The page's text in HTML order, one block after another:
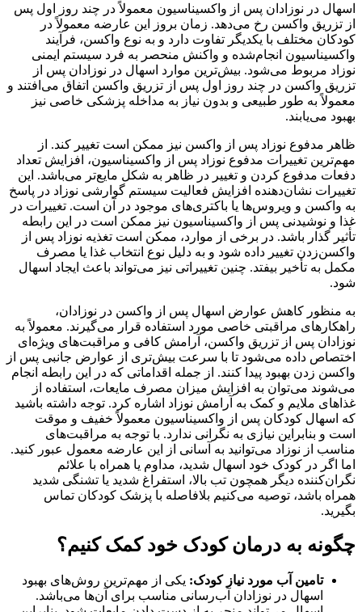
اسهال در نوزادان پس از واکسیناسیون معمولاً در چند روز اول پس
از تزریق واکسن رخ می‌دهد. زمان بروز این عارضه معمولاً در
کودکان مختلف با یکدیگر تفاوت دارد و به نوع واکسن، فرآیند
واکسیناسیون انجام‌شده و واکنش منحصر به فرد سیستم ایمنی
نوزاد مربوط می‌شود. بیش‌ترین موارد اسهال در نوزادان پس از
تزریق واکسن‌ در چند روز اول پس از تزریق واکسن اتفاق می‌افتند و
معمولاً به طور طبیعی و بدون نیاز به مداخله پزشکی خاصی نیز
بهبود می‌یابند.
ظاهر مدفوع نوزاد پس از واکسن نیز ممکن است تغییر کند. از
مهم‌ترین تغییرات مدفوع نوزاد پس از واکسیناسیون، افزایش تعداد
دفعات مدفوع کردن و تغییر در ظاهر به شکل مایع‌تر می‌باشد. این
تغییرات نشان‌دهنده افزایش فعالیت سیستم گوارشی نوزاد در پاسخ
به واکسن و ویروس‌ها یا باکتری‌های موجود در آن است. تغییرات در
غذا و نوشیدنی پس از واکسیناسیون نیز ممکن است در این رابطه
تأثیر گذار باشد. در برخی از موارد، ممکن است تغذیه نوزاد پس از
واکسن‌زدن تغییر داده شود و به دلیل نوع انتخاب غذا یا مصرف
مکمل‌ به تأخیر بیفتد. چنین تغییراتی نیز می‌تواند باعث ایجاد اسهال
شود.
به منظور کاهش عوارض اسهال پس از واکسن در نوزادان،
راهکارهای مراقبتی خاصی مورد استفاده قرار می‌گیرند. معمولاً به
نوزادان پس از تزریق واکسن، آرامش کافی و مراقبت‌های ویژه‌ای
اختصاص داده می‌شود تا با سرعت بیش‌تری از عوارض جانبی پس از
واکسن‌ زدن بهبود پیدا کنند. از جمله اقداماتی که در این رابطه انجام
می‌شوند می‌توان به افزایش میزان مصرف مایعات، استفاده از
غذاهای ملایم و کمک به آرامش نوزاد اشاره کرد. توجه داشته باشید
که اسهال کودکان پس از واکسیناسیون معمولاً خفیف و موقت
است و بنابراین نیازی به نگرانی ندارد. با توجه به مراقبت‌های
مناسب از نوزاد می‌توانید به آسانی از این عارضه معمول عبور کنید.
اما اگر در کودک خود اسهال شدید، مداوم یا همراه با علائم
نگران‌کننده دیگر همچون تب بالا، استفراغ شدید یا تشنگی شدید
همراه باشد، توصیه می‌کنیم بلافاصله با پزشک کودکان تماس
بگیرید.
چگونه به درمان کودک خود کمک کنیم؟
تامین آب مورد نیاز کودک: یکی از مهم‌ترین روش‌های بهبود
اسهال در نوزادان آب‌رسانی مناسب برای آن‌ها می‌باشد.